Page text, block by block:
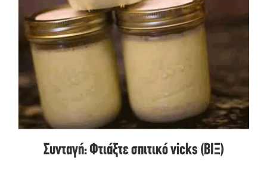
Συνταγή: Φτιάξτε σπιτικό vicks (ΒΙΞ)